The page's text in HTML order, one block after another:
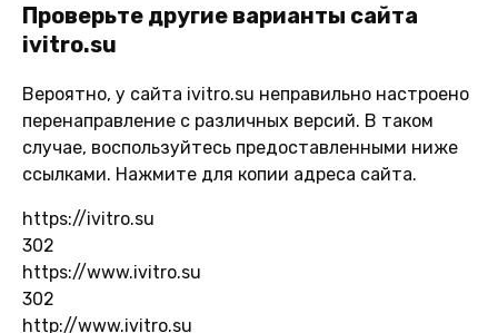
Проверьте другие варианты сайта
ivitro.su
Вероятно, у сайта ivitro.su неправильно настроено
перенаправление с различных версий. В таком
случае, воспользуйтесь предоставленными ниже
ссылками. Нажмите для копии адреса сайта.
https://ivitro.su
302
https://www.ivitro.su
302
http://www.ivitro.su